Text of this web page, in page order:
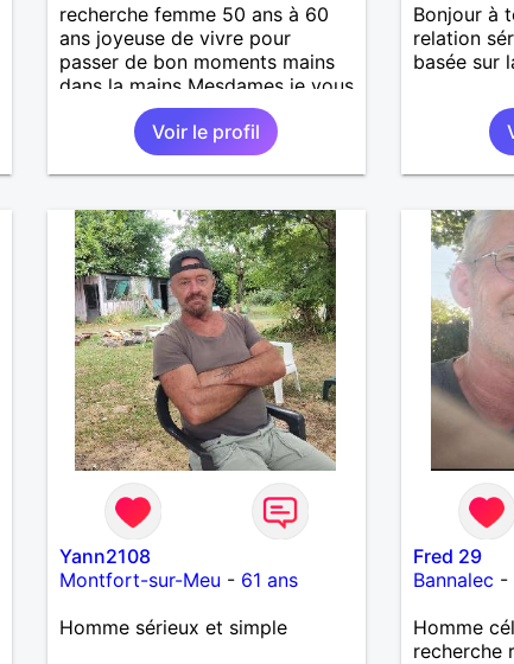
recherche femme 50 ans à 60
ans joyeuse de vivre pour
passer de bon moments mains
dans la mains Mesdames je vous
attend de vous lire .
Voir le profil
Bonjour à
relation
basée sur
Yann2108
Montfort-sur-Meu - 61 ans
Homme sérieux et simple
Fred 29
Bannalec -
Homme
recherche